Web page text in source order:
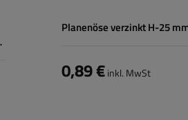
Planenöse verzinkt H-25
0,89 €inkl. MwSt